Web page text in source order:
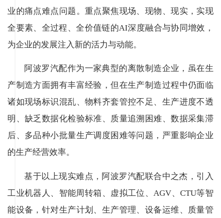
业的痛点难点问题。重点聚焦现场、现物、现实，实现
全要素、全过程、全价值链的AI深度融合与协同增效，
为企业的发展注入新的活力与动能。
阿波罗汽配作为一家典型的离散制造企业，虽在生
产制造方面拥有丰富经验，但在生产制造过程中仍面临
诸如现场标识混乱、物料齐套管控不足、生产进度不透
明、缺乏数据化检验标准、质量追溯困难、数据采集滞
后、多品种小批量生产调度困难等问题，严重影响企业
的生产经营效率。
基于以上现实难点，阿波罗汽配联合中之杰，引入
工业机器人、智能周转箱、虚拟工位、AGV、CTU等智
能设备，针对生产计划、生产管理、设备运维、质量管